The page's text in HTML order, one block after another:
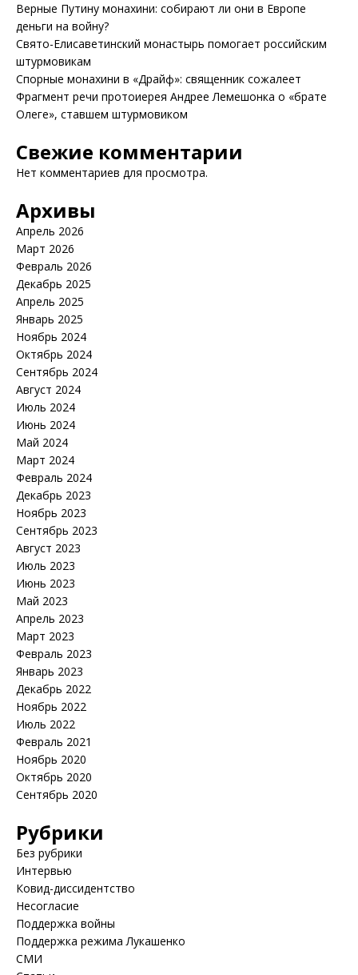
Верные Путину монахини: собирают ли они в Европе
деньги на войну?
Свято-Елисаветинский монастырь помогает российским
штурмовикам
Спорные монахини в «Драйф»: священник сожалеет
Фрагмент речи протоиерея Андрее Лемешонка о «брате
Олеге», ставшем штурмовиком
Свежие комментарии
Нет комментариев для просмотра.
Архивы
Апрель 2026
Март 2026
Февраль 2026
Декабрь 2025
Апрель 2025
Январь 2025
Ноябрь 2024
Октябрь 2024
Сентябрь 2024
Август 2024
Июль 2024
Июнь 2024
Май 2024
Март 2024
Февраль 2024
Декабрь 2023
Ноябрь 2023
Сентябрь 2023
Август 2023
Июль 2023
Июнь 2023
Май 2023
Апрель 2023
Март 2023
Февраль 2023
Январь 2023
Декабрь 2022
Ноябрь 2022
Июль 2022
Февраль 2021
Ноябрь 2020
Октябрь 2020
Сентябрь 2020
Рубрики
Без рубрики
Интервью
Ковид-диссидентство
Несогласие
Поддержка войны
Поддержка режима Лукашенко
СМИ